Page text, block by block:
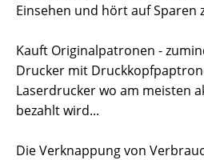
Einsehen und hört auf Sparen
Kauft Originalpatronen -
Drucker mit
Laserdrucker wo am meisten
bezahlt wird...
Die Verknappung von